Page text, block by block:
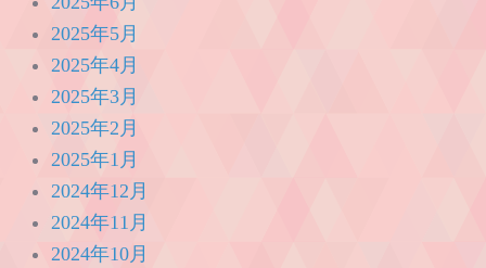
2025年5月
2025年4月
2025年3月
2025年2月
2025年1月
2024年12月
2024年11月
2024年10月